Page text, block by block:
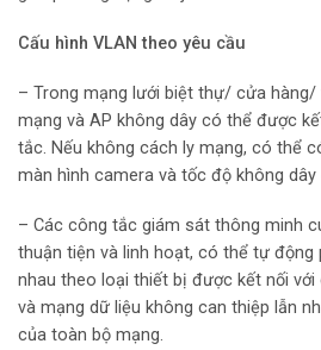
Cấu hình VLAN theo yêu cầu
– Trong mạng lưới biệt thự/ cửa hàng/
mạng và AP không dây có thể được
tắc. Nếu không cách ly mạng, có thể
màn hình camera và tốc độ không dây
– Các công tắc giám sát thông minh
thuận tiện và linh hoạt, có thể tự động
nhau theo loại thiết bị được kết nối
và mạng dữ liệu không can thiệp lẫn
của toàn bộ mạng.